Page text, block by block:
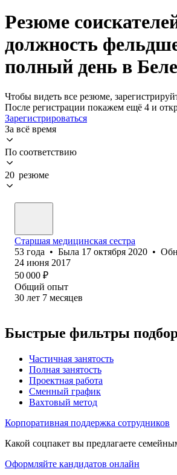
Резюме
должность
полный день в
Чтобы видеть все резюме,
После регистрации покажем ещё 4 и
Зарегистрироваться
За всё время
По соответствию
20 резюме
Старшая медицинская сестра
53 года • Была 17 октября 2020 •
24 июня 2017
50 000 ₽
Общий опыт
30 лет 7 месяцев
Быстрые фильтры
Частичная занятость
Полная занятость
Проектная работа
Сменный график
Вахтовый метод
Корпоративная поддержка сотрудников
Какой соцпакет вы предлагаете
Оформляйте кандидатов онлайн